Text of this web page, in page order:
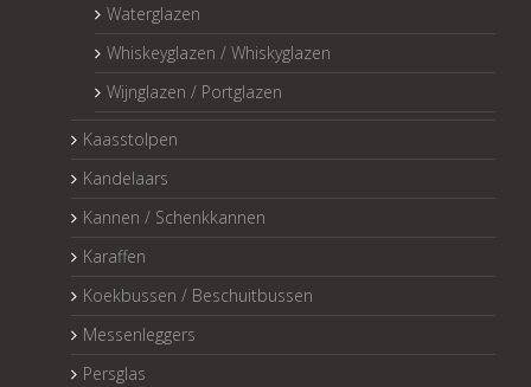
Waterglazen
Whiskeyglazen / Whiskyglazen
Wijnglazen / Portglazen
Kaasstolpen
Kandelaars
Kannen / Schenkkannen
Karaffen
Koekbussen / Beschuitbussen
Messenleggers
Persglas